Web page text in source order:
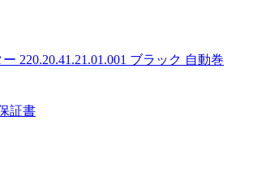
220.20.41.21.01.001 ブラック 自動巻
証書